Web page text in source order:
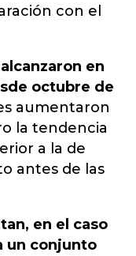
con el
en
octubre de
aumentaron
la tendencia
a la de
antes de las
en el caso
un conjunto